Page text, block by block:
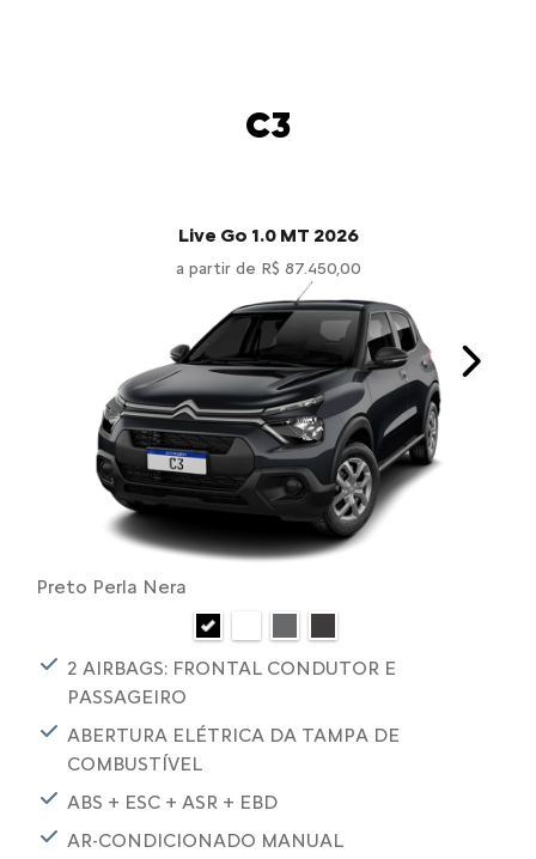
C3
Live Go 1.0 MT 2026
a partir de R$ 87.450,00
Preto Perla Nera
2 AIRBAGS: FRONTAL CONDUTOR E
PASSAGEIRO
ABERTURA ELÉTRICA DA TAMPA DE
COMBUSTÍVEL
ABS + ESC + ASR + EBD
AR-CONDICIONADO MANUAL
Next